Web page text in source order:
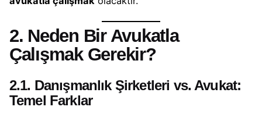
2. Neden Bir Avukatla
Çalışmak Gerekir?
2.1. Danışmanlık Şirketleri vs. Avukat:
Temel Farklar